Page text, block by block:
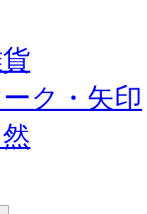
ク・矢印